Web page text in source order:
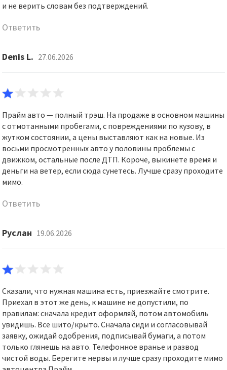
и не верить словам без подтверждений.
Ответить
Denis L. 27.06.2026
Прайм авто — полный трэш. На продаже в основном машины
с отмотанными пробегами, с повреждениями по кузову, в
жутком состоянии, а цены выставляют как на новые. Из
восьми просмотренных авто у половины проблемы с
движком, остальные после ДТП. Короче, выкинете время и
деньги на ветер, если сюда сунетесь. Лучше сразу проходите
мимо.
Ответить
Руслан 19.06.2026
Сказали, что нужная машина есть, приезжайте смотрите.
Приехал в этот же день, к машине не допустили, по
правилам: сначала кредит оформляй, потом автомобиль
увидишь. Все шито/крыто. Сначала сиди и согласовывай
заявку, ожидай одобрения, подписывай бумаги, а потом
только глянешь на авто. Телефонное вранье и развод
чистой воды. Берегите нервы и лучше сразу проходите мимо